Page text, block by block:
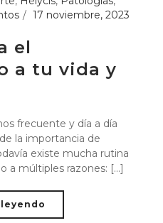
17 noviembre, 2023
el
a tu vida y
frecuente y día a día
la importancia de
existe mucha rutina
a múltiples razones: [...]